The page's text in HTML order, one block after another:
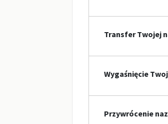
Transfer Twojej
Wygaśnięcie
Przywrócenie